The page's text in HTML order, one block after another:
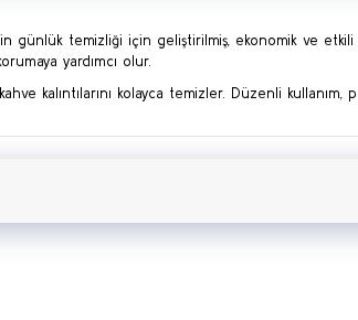
temizliği için geliştirilmiş, ekonomik ve etkili
yardımcı olur.
kalıntılarını kolayca temizler. Düzenli